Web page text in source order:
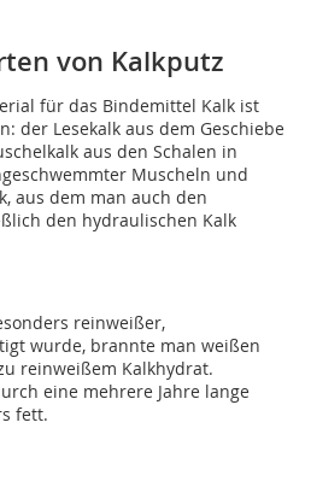
von Kalkputz
für das Bindemittel Kalk ist
der Lesekalk aus dem Geschiebe
aus den Schalen in
Muscheln und
aus dem man auch den
den hydraulischen Kalk
reinweißer,
wurde, brannte man weißen
reinweißem Kalkhydrat.
eine mehrere Jahre lange
fett.